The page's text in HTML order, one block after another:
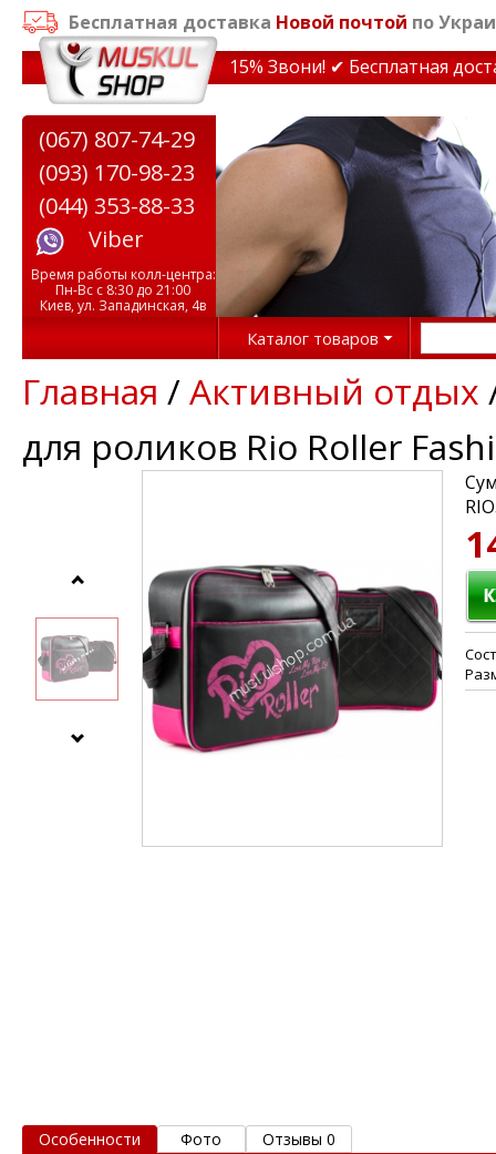
Бесплатная доставка Новой почтой по
на тренажеры до 15% Звони! ✔ Бесплатная
(067) 807-74-29
(093) 170-98-23
(044) 353-88-33
Viber
Время работы колл-центра:
Пн-Вс с 8:30 до 21:00
Киев, ул. Западинская, 4в
Каталог товаров
Главная /Активный отдых
для роликов Rio Roller
Особенности Фото Отзывы 0